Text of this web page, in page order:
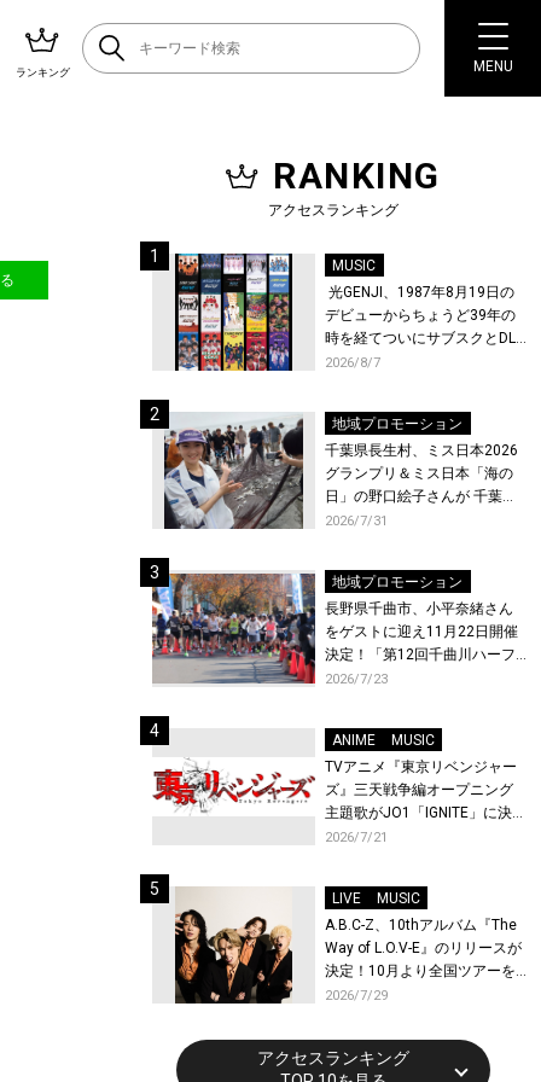
ランキング MENU
RANKING
アクセスランキング
MUSIC
光GENJI、1987年8月19日の
デビューからちょうど39年の
時を経てついにサブスクとDL
配信が解禁！
2026/8/7
地域プロモーション
千葉県長生村、ミス日本2026
グランプリ＆ミス日本「海の
日」の野口絵子さんが 千葉県
唯一の村・長生村で地引網を
2026/7/31
地域プロモーション
長野県千曲市、小平奈緒さん
をゲストに迎え11月22日開催
決定！「第12回千曲川ハーフ
マラソン」エントリー受付開
2026/7/23
ANIME
MUSIC
TVアニメ『東京リベンジャー
ズ』三天戦争編オープニング
主題歌がJO1「IGNITE」に決
定！メンバー全員から喜びと
先行上映会を開催！
2026/7/21
LIVE
MUSIC
A.B.C-Z、10thアルバム『The
Way of L.O.V-E』のリリースが
決定！10月より全国ツアーを
開催！
2026/7/29
アクセスランキング